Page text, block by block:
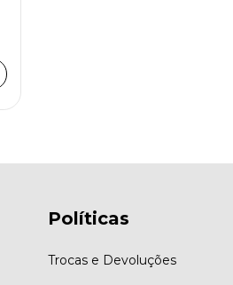
Políticas
Trocas e Devoluções